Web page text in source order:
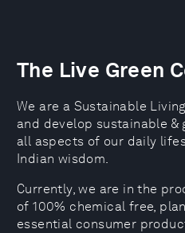
The Live Green
We are a Sustainable
and develop sustainable
all aspects of our daily
Indian wisdom.
Currently, we are in the
of 100% chemical free,
essential consumer